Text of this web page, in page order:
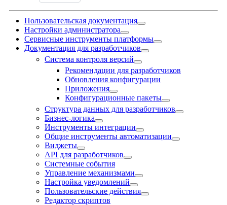
Пользовательская документация
Настройки администратора
Сервисные инструменты платформы
Документация для разработчиков
Система контроля версий
Рекомендации для разработчиков
Обновления конфигурации
Приложения
Конфигурационные пакеты
Структура данных для разработчиков
Бизнес-логика
Инструменты интеграции
Общие инструменты автоматизации
Виджеты
API для разработчиков
Системные события
Управление механизмами
Настройка уведомлений
Пользовательские действия
Редактор скриптов